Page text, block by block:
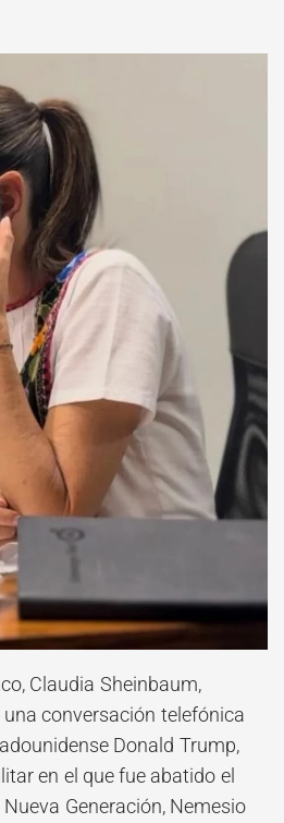
Claudia Sheinbaum,
conversación telefónica
Donald Trump,
en el que fue abatido el
Generación, Nemesio